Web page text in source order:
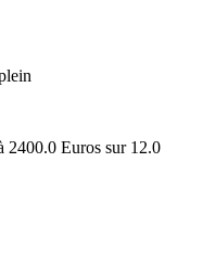
2400.0 Euros sur 12.0